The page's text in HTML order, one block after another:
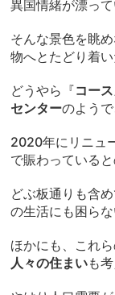
異国情緒が漂って
そんな景色を眺
物へとたどり着い
どうやら『コー
センターのようで
2020年にリニュ
で賑わっていると
どぶ板通りも含
の生活にも困らな
ほかにも、これ
人々の住まいも